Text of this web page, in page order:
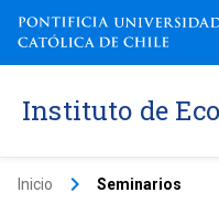
Instituto de
Inicio keyboard_arrow_right Seminarios